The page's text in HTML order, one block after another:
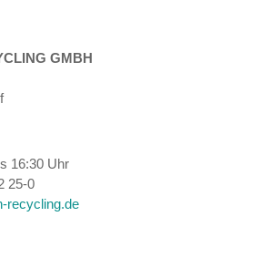
GMBH
16:30 Uhr
25-0
recycling.de